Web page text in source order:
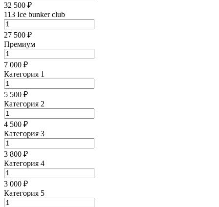
32 500 ₽
113 Ice bunker club
27 500 ₽
Премиум
7 000 ₽
Категория 1
5 500 ₽
Категория 2
4 500 ₽
Категория 3
3 800 ₽
Категория 4
3 000 ₽
Категория 5